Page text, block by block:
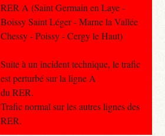
RER A (Saint Germain en Laye -
Boissy Saint Léger - Marne la Vallée
Chessy - Poissy - Cergy le Haut)
Suite à un incident technique, le trafic
est perturbé sur la ligne A
du RER.
Trafic normal sur les autres lignes des
RER.